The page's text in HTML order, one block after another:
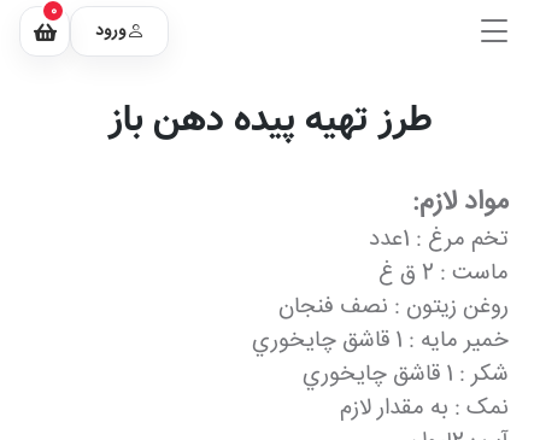
ورود
0
طرز تهیه پیده دهن باز
مواد لازم:
تخم مرغ : 1عدد
ماست : 2 ق غ
روغن زیتون : نصف فنجان
خمیر مایه : 1 قاشق چايخوري
شکر : 1 قاشق چايخوري
نمک : به مقدار لازم